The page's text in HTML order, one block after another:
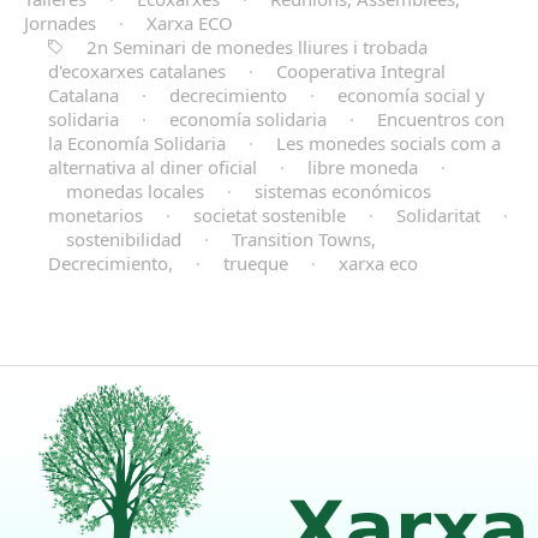
Jornades
·
Xarxa ECO
2n Seminari de monedes lliures i trobada
d'ecoxarxes catalanes
·
Cooperativa Integral
Catalana
· decrecimiento ·
economía social y
solidaria
· economía solidaria ·
Encuentros con
la Economía Solidaria
·
Les monedes socials com a
alternativa al diner oficial
· libre moneda
·
monedas locales
·
sistemas económicos
monetarios
· societat sostenible · Solidaritat
·
sostenibilidad
·
Transition Towns,
Decrecimiento,
· trueque · xarxa eco